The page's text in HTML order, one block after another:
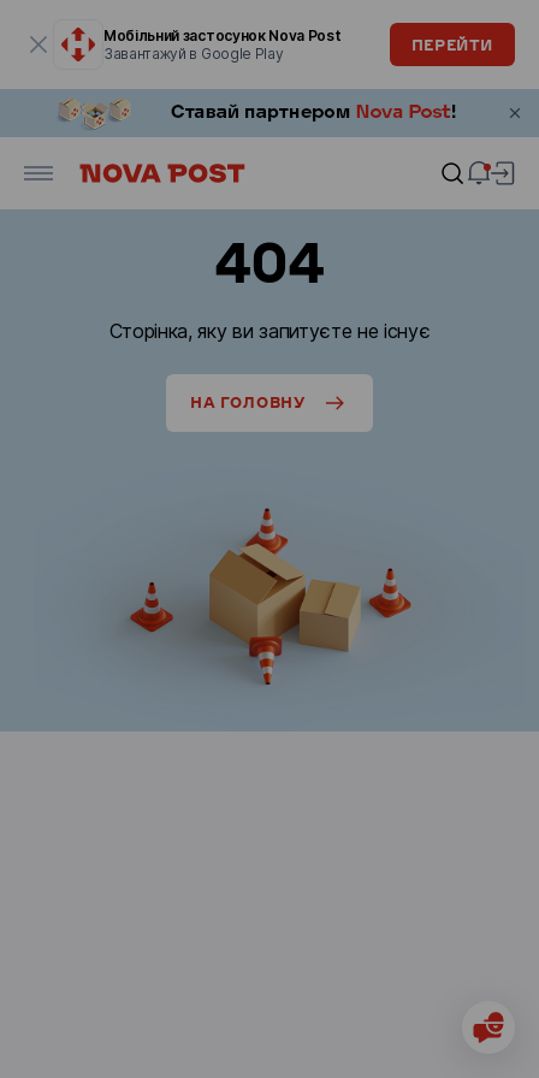
Мобільний застосунок Nova Post
Завантажуй в Google Play
ПЕРЕЙТИ
404
Сторінка, яку ви запитуєте не існує
НА ГОЛОВНУ